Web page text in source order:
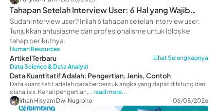
Tahapan Setelah Interview User: 6 Hal yang Wajib
Dilakukan
Sudah interview user? Inilah 6 tahapan setelah interview user.
Tunjukkan antusiasme dan profesionalisme untuk lolos ke
tahap berikutnya.
Human Resources
Artikel Terbaru
Lihat Selengkapnya
Data Science & Data Analyst
Data Kuantitatif Adalah: Pengertian, Jenis, Contoh
Data kuantitatif adalah data berbentuk angka yang dapat dihitung dan
dianalisis. Kenali pengertian,... read more...
Irhan Hisyam Dwi Nugroho
06/08/2026